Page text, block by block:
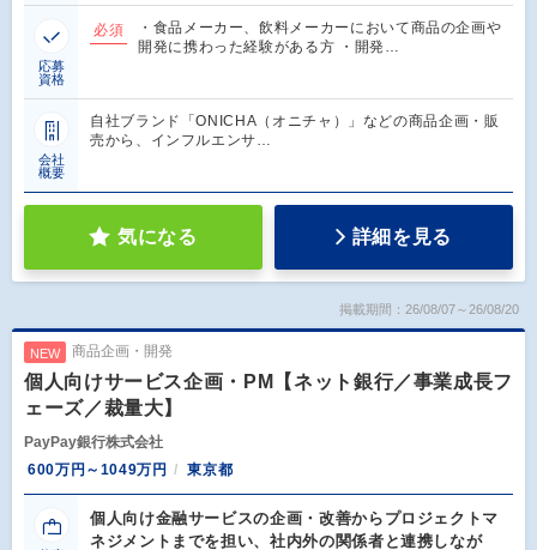
応募
資格
必須
・食品メーカー、飲料メーカーにおいて商品の企画や
開発に携わった経験がある方 ・開発…
会社
概要
自社ブランド「ONICHA（オニチャ）」などの商品企画・販
売から、インフルエンサ…
気になる 詳細を見る
掲載期間：26/08/07～26/08/20
NEW 商品企画・開発
個人向けサービス企画・PM【ネット銀行／事業成長フ
ェーズ／裁量大】
PayPay銀行株式会社
600万円～1049万円
東京都
個人向け金融サービスの企画・改善からプロジェクトマ
ネジメントまでを担い、社内外の関係者と連携しなが